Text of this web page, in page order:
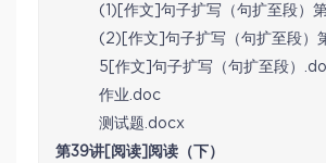
(1)[作文]句子扩写（句扩至段）
(2)[作文]句子扩写（句扩至段）
5[作文]句子扩写（句扩至段）
作业.doc
测试题.docx
第39讲[阅读]阅读（下）